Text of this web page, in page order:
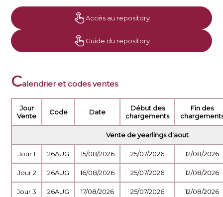
Accès au repository
Guide du repository
Calendrier et codes ventes
Jour
Vente
Code Date
Début des
chargements
Fin des
Vente de yearlings d'aout
Jour 1 26AUG 15/08/2026 25/07/2026 12/08/2026
Jour 2 26AUG 16/08/2026 25/07/2026 12/08/2026
Jour 3 26AUG 17/08/2026 25/07/2026 12/08/2026